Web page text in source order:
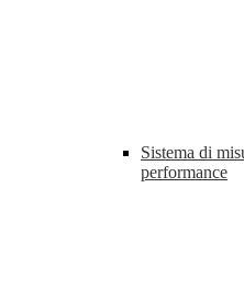
Sistema di
performance